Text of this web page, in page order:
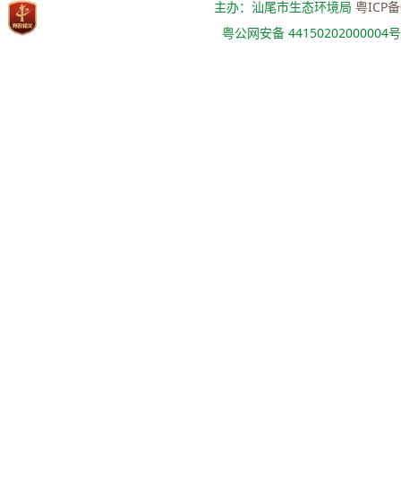
主办：汕尾市生态环境局粤ICP
粤公网安备 44150202000004号